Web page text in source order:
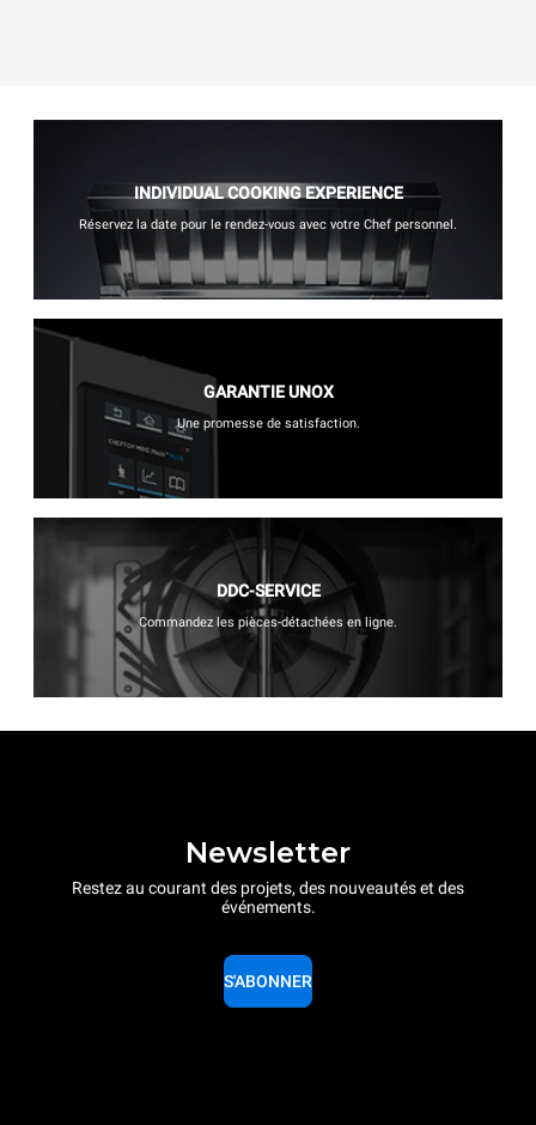
INDIVIDUAL COOKING EXPERIENCE
Réservez la date pour le rendez-vous avec votre Chef personnel.
GARANTIE UNOX
Une promesse de satisfaction.
DDC-SERVICE
Commandez les pièces-détachées en ligne.
Newsletter
Restez au courant des projets, des nouveautés et des
événements.
S'ABONNER